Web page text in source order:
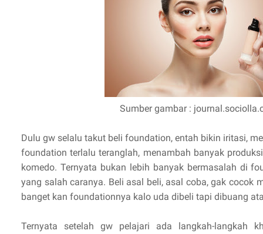
Sumber gambar :
Dulu gw selalu takut beli foundation, entah bikin iritasi,
foundation terlalu teranglah, menambah banyak
komedo. Ternyata bukan lebih banyak bermasalah di
yang salah caranya. Beli asal beli, asal coba, gak cocok
banget kan foundationnya kalo uda dibeli tapi dibuang
Ternyata setelah gw pelajari ada langkah-langkah